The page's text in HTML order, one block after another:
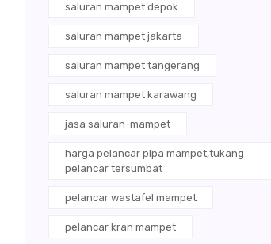
saluran mampet depok
saluran mampet jakarta
saluran mampet tangerang
saluran mampet karawang
jasa saluran-mampet
harga pelancar pipa mampet,tukang
pelancar tersumbat
pelancar wastafel mampet
pelancar kran mampet